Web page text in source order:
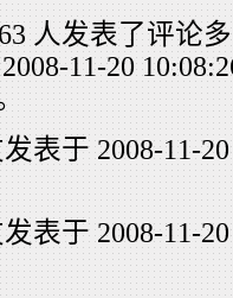
人发表了评论
11-20
表于 2008-11-
表于 2008-11-